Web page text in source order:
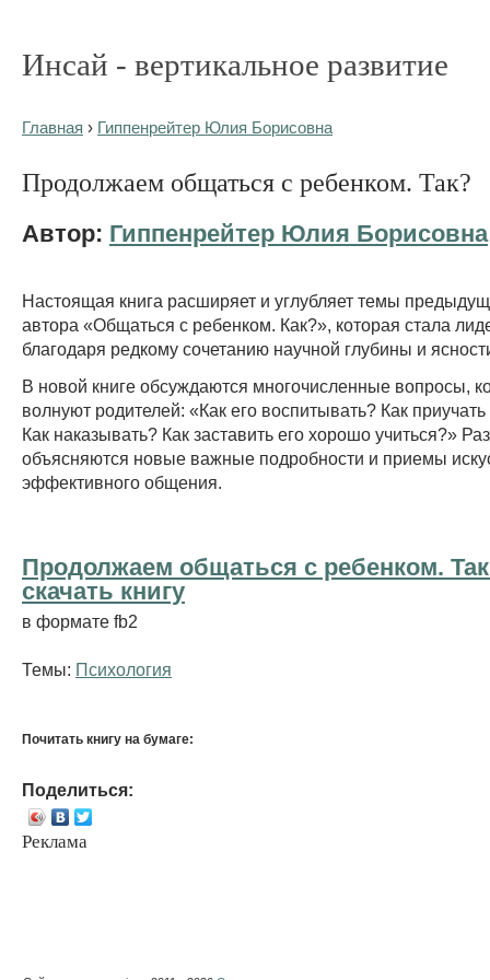
Инсай - вертикальное развитие
Главная › Гиппенрейтер Юлия Борисовна
Продолжаем общаться с ребенком. Так?
Автор: Гиппенрейтер Юлия Борисовна
Настоящая книга расширяет и углубляет темы
автора «Общаться с ребенком. Как?», которая стала
благодаря редкому сочетанию научной глубины и
В новой книге обсуждаются многочисленные вопросы,
волнуют родителей: «Как его воспитывать? Как
Как наказывать? Как заставить его хорошо учиться?»
объясняются новые важные подробности и приемы
эффективного общения.
Продолжаем общаться с ребенком.
cкачать книгу
в формате fb2
Темы: Психология
Почитать книгу на бумаге:
Поделиться:
Реклама